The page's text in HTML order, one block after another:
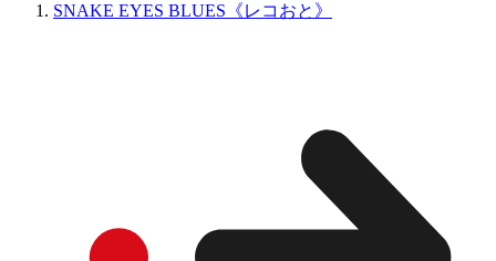
SNAKE EYES BLUES《レコおと》